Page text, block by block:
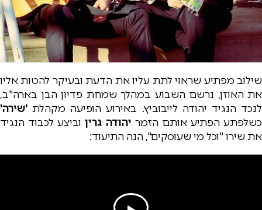
שילוב מפתיע שראוי לתת עליו את הדעת ובעיקר להטות אליו
את האוזן, נרשם השבוע במהלך שמחת פדיון הבן בארה"ב,
לנכד הנגיד יהודה לייבוביץ. באירוע הופיעה מקהלת 'שירה'
כשלפתע הפתיע אותם הזמר יהודה גריןוביצע לכבוד הנגיד
את שירו "וכל מי שעוסקים", הנה התיעוד: